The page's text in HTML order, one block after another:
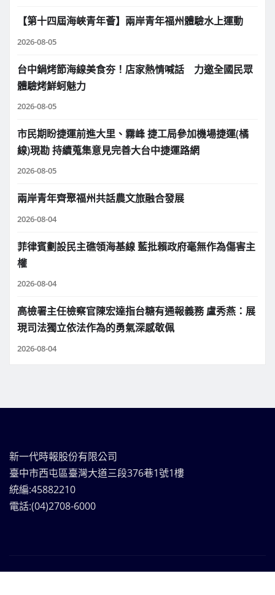
【第十四屆海峽青年薈】兩岸青年福州體驗水上運動
2026-08-05
台中鍋烤節海線美食夯！店家熱情喊話 力邀全國民眾
體驗烤鮮蚵魅力
2026-08-05
市民期盼捷運前進大里、霧峰 捷工局參加機場捷運(橘
線)現勘 持續蒐集意見完善大台中捷運路網
2026-08-05
兩岸青年齊聚福州共話農文旅融合發展
2026-08-04
菲律賓劃設民主礁領海基線 藍批賴政府毫無作為傷害主
權
2026-08-04
高檢署主任檢察官陳宏達指台糖有通報義務 盧秀燕：展
現司法獨立依法作為的勇氣深感敬佩
2026-08-04
新一代時報股份有限公司
臺中市西屯區臺灣大道三段376巷1號1樓
統編:45882210
電話:(04)2708-6000